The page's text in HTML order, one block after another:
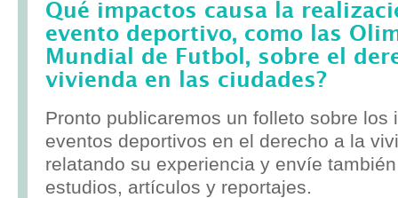
Qué impactos causa la
evento deportivo, como las
Mundial de Futbol, sobre el
vivienda en las ciudades?
Pronto publicaremos un folleto sobre los
eventos deportivos en el derecho a la
relatando su experiencia y envíe
estudios, artículos y reportajes.